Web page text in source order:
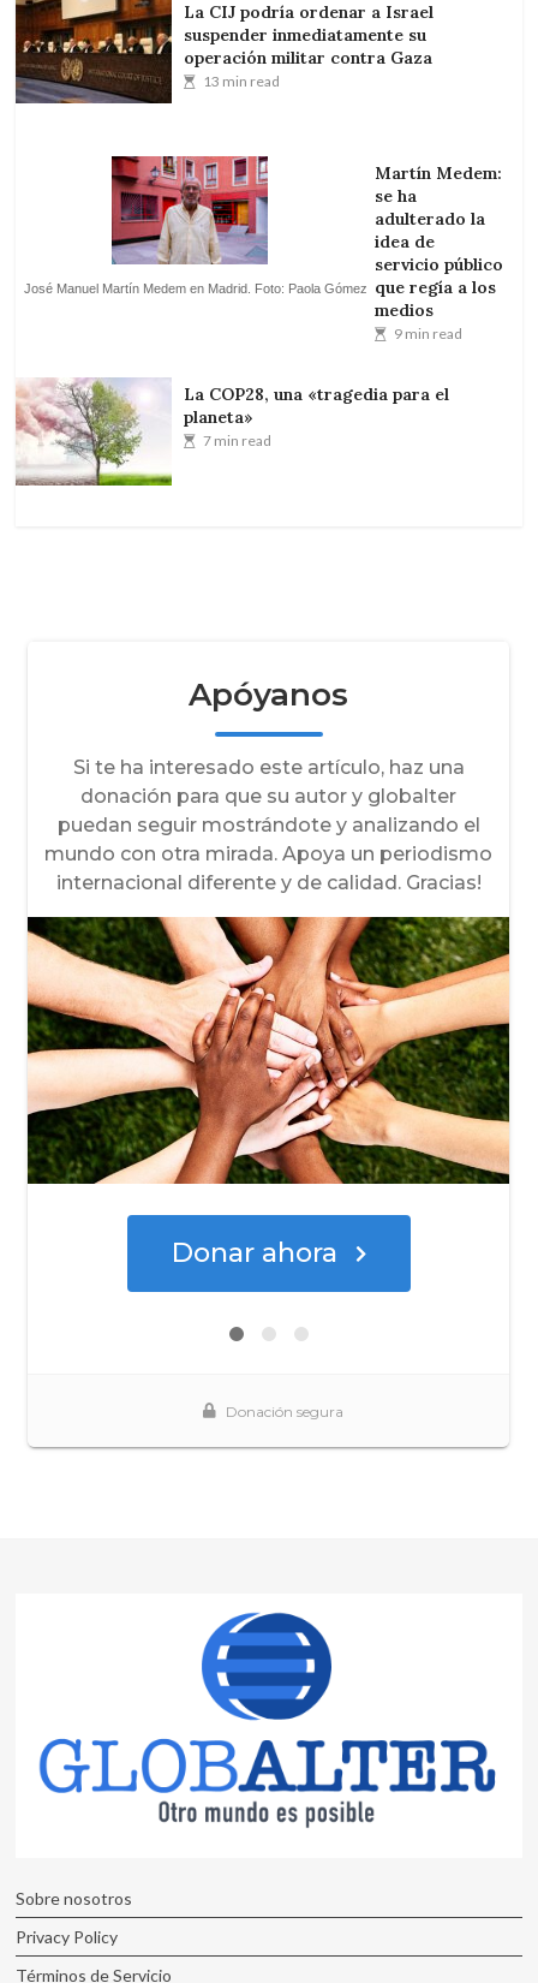
La CIJ podría ordenar a Israel
suspender inmediatamente su
operación militar contra Gaza
13 min read
José Manuel Martín Medem en Madrid. Foto: Paola Gómez
Martín Medem:
se ha
adulterado la
idea de
servicio público
que regía a los
medios
9 min read
La COP28, una «tragedia para el
planeta»
7 min read
Sobre nosotros
Privacy Policy
Términos de Servicio